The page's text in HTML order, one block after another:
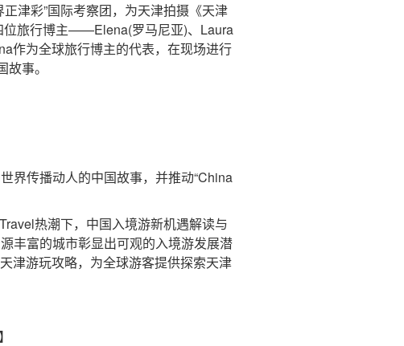
彩”国际考察团，为天津拍摄《天津
位旅行博主——Elena(罗马尼亚)、Laura
作为全球旅行博主的代表，在现场进行
事。
传播动人的中国故事，并推动“China
热潮下，中国入境游新机遇解读与
丰富的城市彰显出可观的入境游发展潜
津游玩攻略，为全球游客提供探索天津